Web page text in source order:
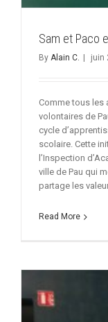
Sam et Paco
By Alain C. juin
Comme tous les
volontaires de
cycle
scolaire. Cette
l’Inspection
ville de Pau qui
partage les
Read More